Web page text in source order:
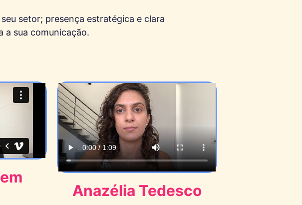
setor; presença estratégica e clara
a sua comunicação.
Anazélia Tedesco